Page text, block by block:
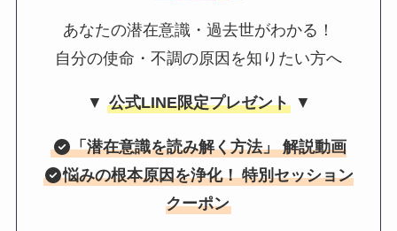
あなたの潜在意識・過去世がわかる！
自分の使命・不調の原因を知りたい方へ
▼ 公式LINE限定プレゼント▼
「潜在意識を読み解く方法」 解説動画
悩みの根本原因を浄化！ 特別セッション
クーポン